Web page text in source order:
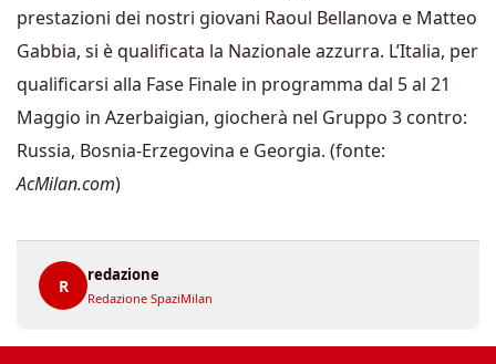
prestazioni dei nostri giovani Raoul Bellanova e Matteo
Gabbia, si è qualificata la Nazionale azzurra. L’Italia, per
qualificarsi alla Fase Finale in programma dal 5 al 21
Maggio in Azerbaigian, giocherà nel Gruppo 3 contro:
Russia, Bosnia-Erzegovina e Georgia. (fonte:
AcMilan.com)
R
redazione
Redazione SpaziMilan